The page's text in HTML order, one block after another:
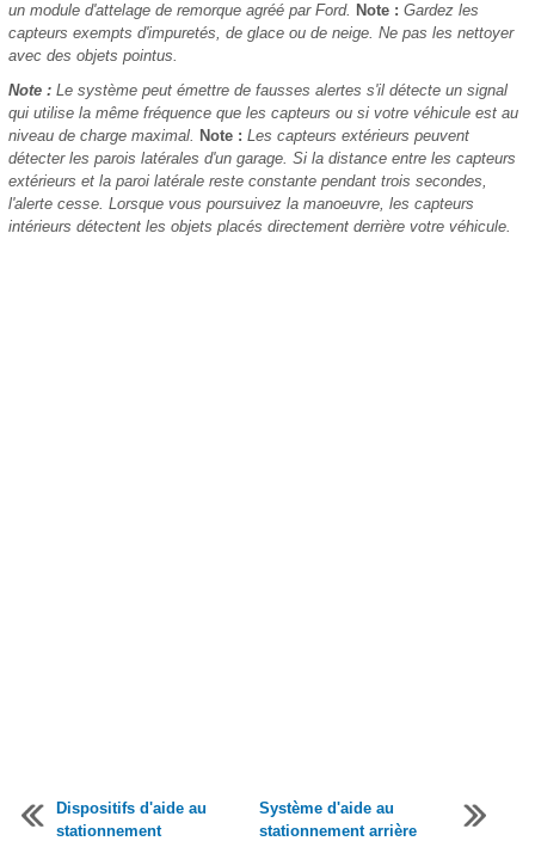
un module d'attelage de remorque agréé par Ford. Note : Gardez les
capteurs exempts d'impuretés, de glace ou de neige. Ne pas les nettoyer
avec des objets pointus.
Note : Le système peut émettre de fausses alertes s'il détecte un signal
qui utilise la même fréquence que les capteurs ou si votre véhicule est au
niveau de charge maximal. Note : Les capteurs extérieurs peuvent
détecter les parois latérales d'un garage. Si la distance entre les capteurs
extérieurs et la paroi latérale reste constante pendant trois secondes,
l'alerte cesse. Lorsque vous poursuivez la manoeuvre, les capteurs
intérieurs détectent les objets placés directement derrière votre véhicule.
Dispositifs d'aide au
stationnement
Système d'aide au
stationnement arrière